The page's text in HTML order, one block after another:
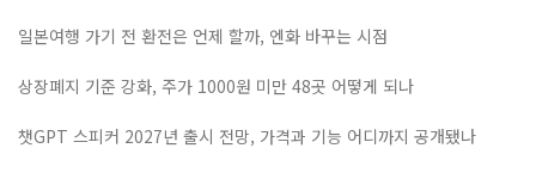
일본여행 가기 전 환전은 언제 할까, 엔화 바꾸는 시점
상장폐지 기준 강화, 주가 1000원 미만 48곳 어떻게 되나
챗GPT 스피커 2027년 출시 전망, 가격과 기능 어디까지 공개됐나